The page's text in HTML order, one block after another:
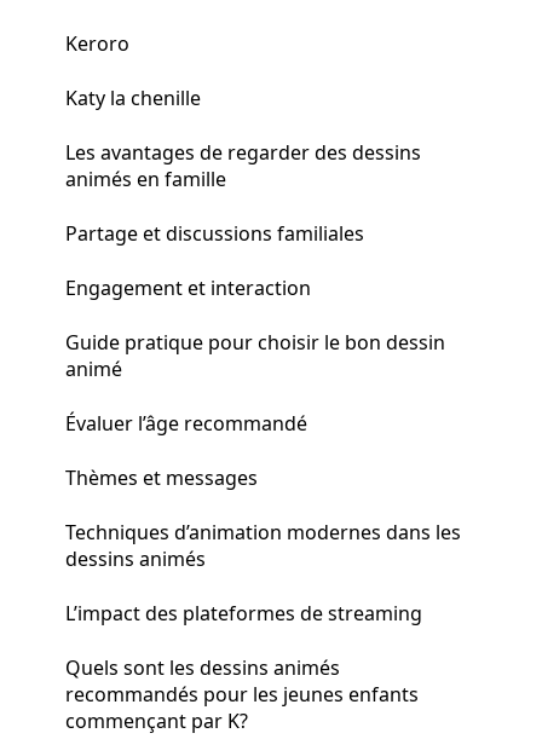
Keroro
Katy la chenille
Les avantages de regarder des dessins
animés en famille
Partage et discussions familiales
Engagement et interaction
Guide pratique pour choisir le bon dessin
animé
Évaluer l’âge recommandé
Thèmes et messages
Techniques d’animation modernes dans les
dessins animés
L’impact des plateformes de streaming
Quels sont les dessins animés
recommandés pour les jeunes enfants
commençant par K?